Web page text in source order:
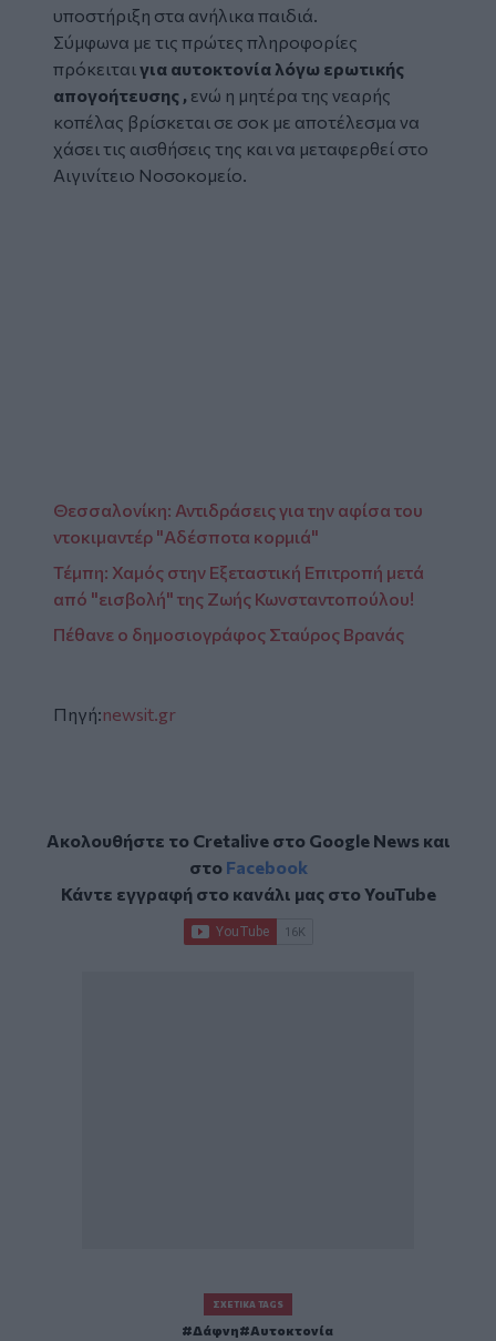
υποστήριξη στα ανήλικα παιδιά.
Σύμφωνα με τις πρώτες πληροφορίες
πρόκειται για αυτοκτονία λόγω ερωτικής
απογοήτευσης , ενώ η μητέρα της νεαρής
κοπέλας βρίσκεται σε σοκ με αποτέλεσμα να
χάσει τις αισθήσεις της και να μεταφερθεί στο
Αιγινίτειο Νοσοκομείο.
Θεσσαλονίκη: Αντιδράσεις για την αφίσα του
ντοκιμαντέρ "Αδέσποτα κορμιά"
Τέμπη: Χαμός στην Εξεταστική Επιτροπή μετά
από "εισβολή" της Ζωής Κωνσταντοπούλου!
Πέθανε ο δημοσιογράφος Σταύρος Βρανάς
Πηγή:newsit.gr
Ακολουθήστε το Cretalive στο Google Newsκαι
στο Facebook
Κάντε εγγραφή στο κανάλι μας στοYouTube
ΣΧΕΤΙΚΆ TAGS
Δάφνη Αυτοκτονία